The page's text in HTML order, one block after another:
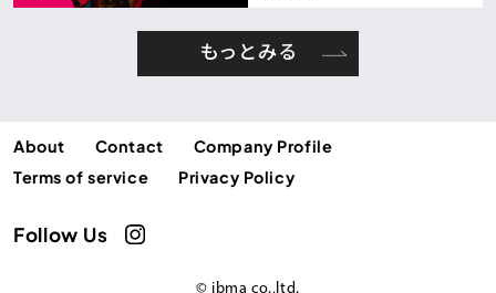
もっとみる
About Contact
Company Profile
Terms of service
Privacy Policy
Follow Us
© ibma co.,ltd.